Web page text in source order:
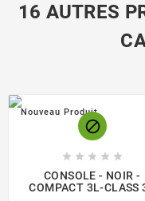
16 AUTRES
Nouveau Produit

    
CONSOLE - NOIR -
COMPACT 3L-CLASS